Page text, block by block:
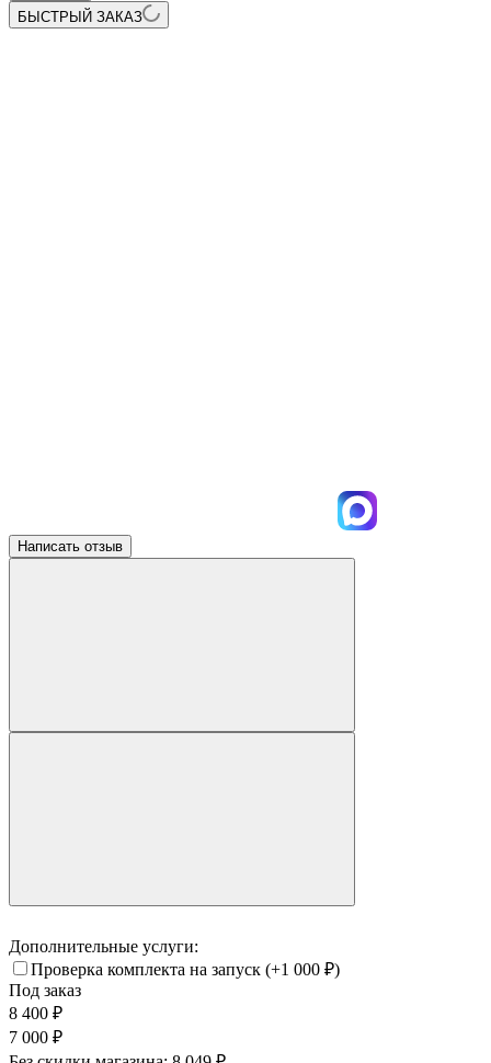
БЫСТРЫЙ ЗАКАЗ
Написать отзыв
Дополнительные услуги:
Проверка комплекта на запуск (+1 000 ₽)
Под заказ
8 400 ₽
7 000 ₽